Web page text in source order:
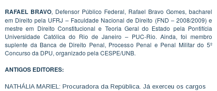
RAFAEL BRAVO, Defensor Público Federal, Rafael Bravo Gomes, bacharel
em Direito pela UFRJ – Faculdade Nacional de Direito (FND – 2008/2009) e
mestre em Direito Constitucional e Teoria Geral do Estado pela Pontifícia
Universidade Católica do Rio de Janeiro – PUC-Rio. Ainda, foi membro
suplente da Banca de Direito Penal, Processo Penal e Penal Militar do 5º
Concurso da DPU, organizado pela CESPE/UNB.
ANTIGOS EDITORES:
NATHÁLIA MARIEL: Procuradora da República. Já exerceu os cargos